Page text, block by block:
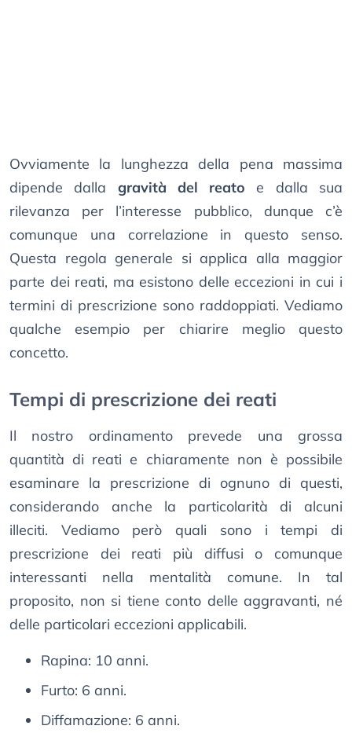
Ovviamente la lunghezza della pena massima
dipende dalla gravità del reato e dalla sua
rilevanza per l’interesse pubblico, dunque c’è
comunque una correlazione in questo senso.
Questa regola generale si applica alla maggior
parte dei reati, ma esistono delle eccezioni in cui i
termini di prescrizione sono raddoppiati. Vediamo
qualche esempio per chiarire meglio questo
concetto.
Tempi di prescrizione dei reati
Il nostro ordinamento prevede una grossa
quantità di reati e chiaramente non è possibile
esaminare la prescrizione di ognuno di questi,
considerando anche la particolarità di alcuni
illeciti. Vediamo però quali sono i tempi di
prescrizione dei reati più diffusi o comunque
interessanti nella mentalità comune. In tal
proposito, non si tiene conto delle aggravanti, né
delle particolari eccezioni applicabili.
Rapina: 10 anni.
Furto: 6 anni.
Diffamazione: 6 anni.